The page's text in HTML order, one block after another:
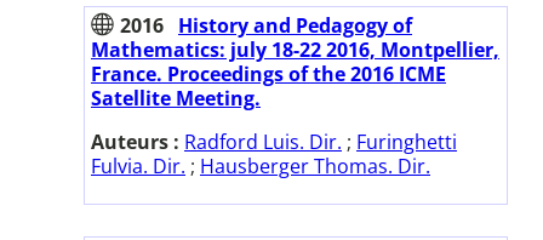
2016 History and Pedagogy of
Mathematics: july 18-22 2016, Montpellier,
France. Proceedings of the 2016 ICME
Satellite Meeting.
Auteurs : Radford Luis. Dir. ; Furinghetti
Fulvia. Dir. ; Hausberger Thomas. Dir.